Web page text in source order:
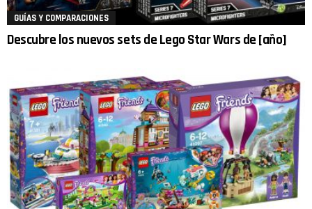
GUÍAS Y COMPARACIONES
Descubre los nuevos sets de Lego Star Wars de [año]